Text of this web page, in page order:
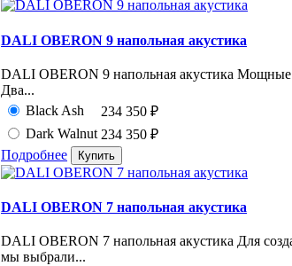
DALI OBERON 9 напольная акустика
DALI OBERON 9 напольная акустика
Два...
Black Ash
234 350 ₽
Dark Walnut 234 350 ₽
Подробнее
DALI OBERON 7 напольная акустика
DALI OBERON 7 напольная акустика Для
мы выбрали...